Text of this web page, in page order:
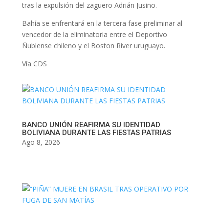
tras la expulsión del zaguero Adrián Jusino.
Bahía se enfrentará en la tercera fase preliminar al
vencedor de la eliminatoria entre el Deportivo
Ñublense chileno y el Boston River uruguayo.
Vía CDS
BANCO UNIÓN REAFIRMA SU IDENTIDAD
BOLIVIANA DURANTE LAS FIESTAS PATRIAS
Ago 8, 2026